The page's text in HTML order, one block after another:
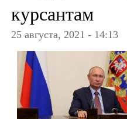
курсантам
25 августа, 2021 - 14:13